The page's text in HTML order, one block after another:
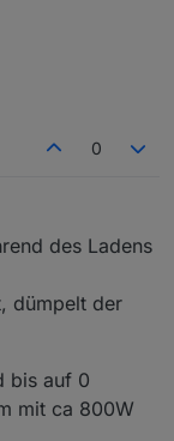
0
des Ladens
dümpelt der
bis auf 0
mit ca 800W